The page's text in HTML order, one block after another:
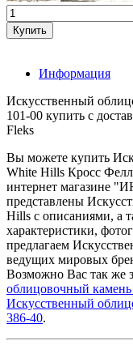
Информация
Искусственный
101-00 купить с
Fleks
Вы можете купить
White Hills Кросс Фелл
интернет магазине
представлены
Hills с описаниями, а
характеристики,
предлагаем
ведущих мировых
Возможно Вас так же
облицовочный
Искусственный
386-40.